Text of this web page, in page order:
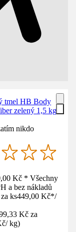
tmel HB Body
zelený 1,5 kg
nikdo
Kč * Všechny
a bez nákladů
ks449,00 Kč*/
Kč za
/ kg)